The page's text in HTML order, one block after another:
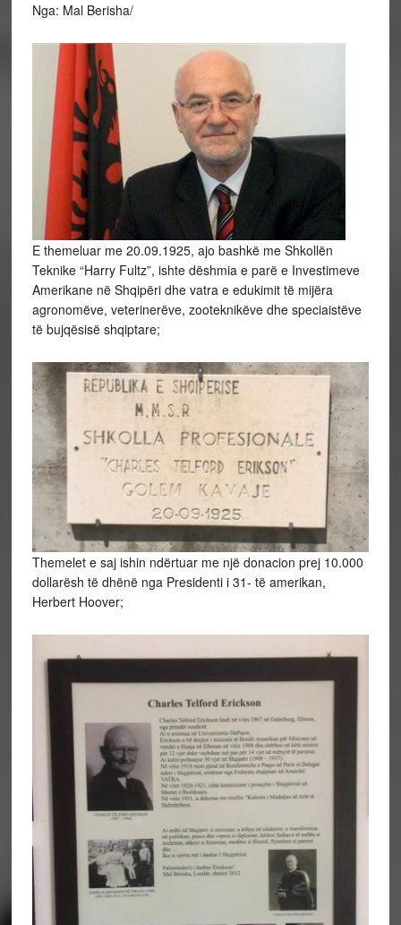
Nga: Mal Berisha/
E themeluar me 20.09.1925, ajo bashkë me Shkollën
Teknike “Harry Fultz”, ishte dëshmia e parë e Investimeve
Amerikane në Shqipëri dhe vatra e edukimit të mijëra
agronomëve, veterinerëve, zooteknikëve dhe speciaistëve
të bujqësisë shqiptare;
Themelet e saj ishin ndërtuar me një donacion prej 10.000
dollarësh të dhënë nga Presidenti i 31- të amerikan,
Herbert Hoover;